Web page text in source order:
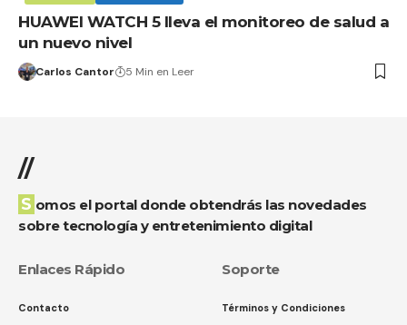
HUAWEI WATCH 5 lleva el monitoreo de salud a
un nuevo nivel
Carlos Cantor 5 Min en Leer
//
Somos el portal donde obtendrás las novedades
sobre tecnología y entretenimiento digital
Enlaces Rápido
Contacto
Soporte
Términos y Condiciones